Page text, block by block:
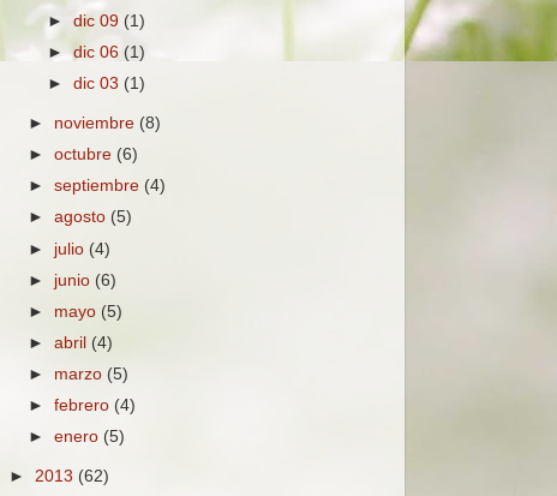
►dic 09 (1)
►dic 06 (1)
►dic 03 (1)
► noviembre (8)
►octubre (6)
►septiembre (4)
►agosto (5)
► julio (4)
► junio (6)
► mayo (5)
►abril (4)
► marzo (5)
►febrero (4)
►enero (5)
► 2013 (62)